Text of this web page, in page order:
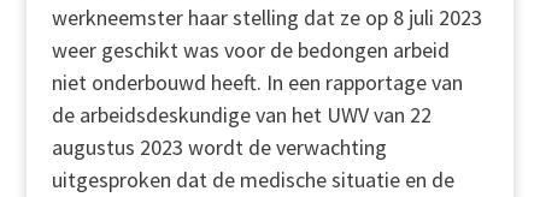
werkneemster haar stelling dat ze op 8 juli 2023
weer geschikt was voor de bedongen arbeid
niet onderbouwd heeft. In een rapportage van
de arbeidsdeskundige van het UWV van 22
augustus 2023 wordt de verwachting
uitgesproken dat de medische situatie en de